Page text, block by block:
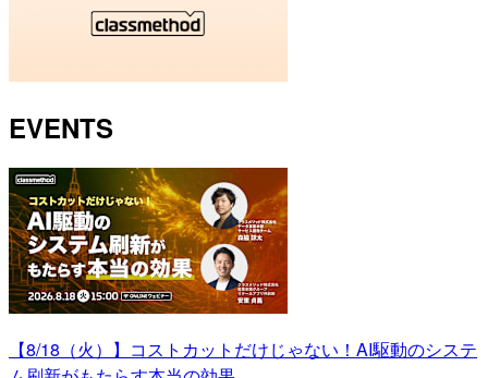
EVENTS
【8/18（火）】コストカットだけじゃない！AI駆動のシステ